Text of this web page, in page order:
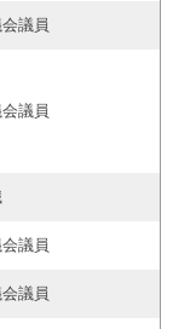
議員
議員
議員
議員